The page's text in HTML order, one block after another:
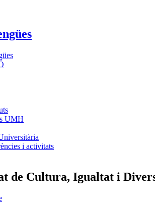
UMH
i activitats
de Cultura, Igualtat i